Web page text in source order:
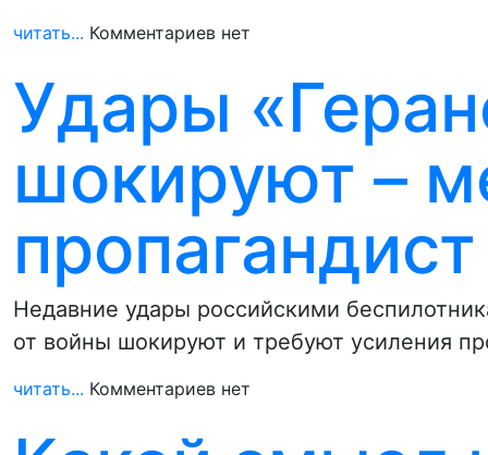
читать... Комментариев нет
Удары
шокируют –
пропагандист
Недавние удары российскими
от войны шокируют и требуют усиления
читать... Комментариев нет